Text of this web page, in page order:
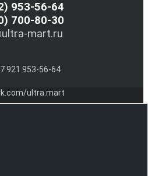
953-56-64
700-80-30
mart.ru
7 921 953-56-64
ultra.mart
электроники и бытовой